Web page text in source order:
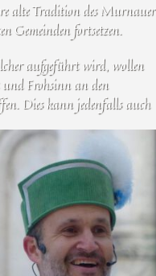
alte Tradition des Murnauer
Gemeinden fortsetzen.
aufgeführt wird, wollen
Frohsinn an den
Dies kann jedenfalls auch